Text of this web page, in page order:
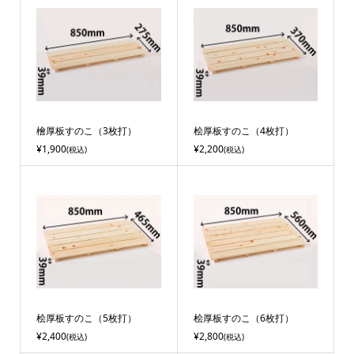
檜厚板すのこ（3枚打）
¥1,900(税込)
桧厚板すのこ（4枚打）
¥2,200(税込)
桧厚板すのこ（5枚打）
¥2,400(税込)
桧厚板すのこ（6枚打）
¥2,800(税込)